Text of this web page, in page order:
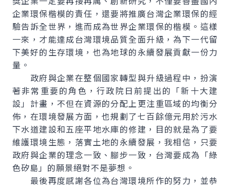
企業環保楷模的責任，還要將推廣台灣企業環保的經
驗告訴全世界，進而成為世界企業環保的楷模。這樣
一來，才能達成台灣環境品質全面升級，為下一代留
下美好的生存環境，也為地球的永續發展貢獻一份力
量。
政府與企業在整個國家轉型與升級過程中，扮演
著非常重要的角色，行政院日前提出的「新十大建
設」計畫，不但在資源的分配上更注重區域的均衡分
佈，在環境發展方面，也規劃了七百餘億元用於污水
下水道建設和五座平地水庫的修建，目的就是為了要
維護環境生態，落實土地的永續發展，我相信，只要
政府與企業的理念一致、腳步一致，台灣要成為「綠
色矽島」的願景絕對不是夢想。
最後再度感謝各位為台灣環境所作的努力，並恭